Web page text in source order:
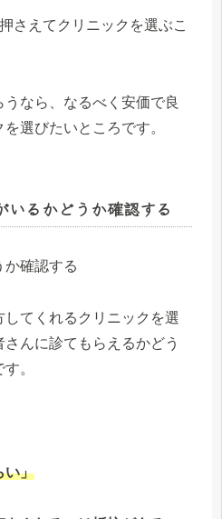
さえてクリニックを選ぶこ
なら、なるべく安価で良
選びたいところです。
るかどうか確認する
てくれるクリニックを選
んに診てもらえるかどう
。
い」